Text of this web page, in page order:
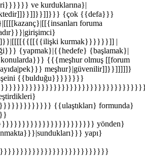
ve kurduklarına}|
{çok {{defa}}}
foruma
kurmak}}}}}}]] |
{yapmak}|{{hedefe} {başlamak}|
{{{meşhur olmuş [[forum
meşhur}|güvenilir]]}}]]]]]}
{{bulduğu}}}}}}}}
{{ulaştıkları} formunda}
yönden}
yapı}